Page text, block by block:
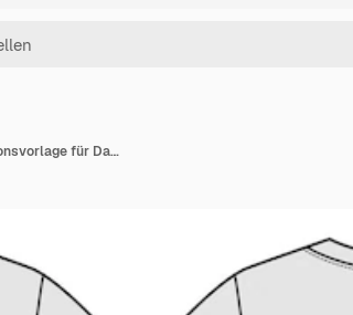
Normale Passform Kurzarm-Basic-T-Shirt-Vektorillustrationsvorlage für Damen und Babys